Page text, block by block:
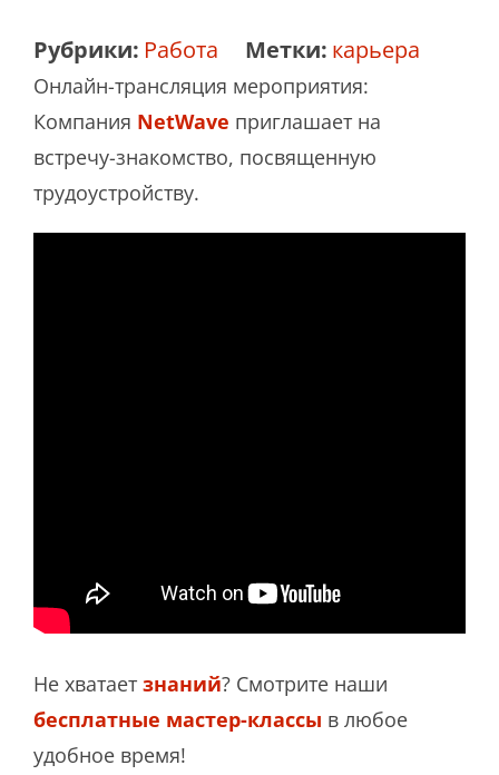
Рубрики: Работа Метки: карьера
Онлайн-трансляция мероприятия:
Компания NetWave приглашает на
встречу-знакомство, посвященную
трудоустройству.
Не хватает знаний? Смотрите наши
бесплатные мастер-классы в любое
удобное время!